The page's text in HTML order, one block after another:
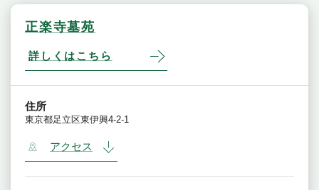
正楽寺墓苑
詳しくはこちら
住所
東京都足立区東伊興4-2-1
アクセス